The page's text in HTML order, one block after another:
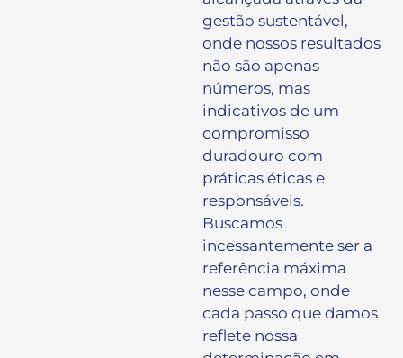
gestão sustentável,
onde nossos resultados
não são apenas
números, mas
indicativos de um
compromisso
duradouro com
práticas éticas e
responsáveis.
Buscamos
incessantemente ser a
referência máxima
nesse campo, onde
cada passo que damos
reflete nossa